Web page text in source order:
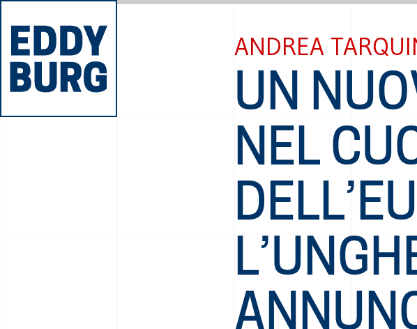
ANDREA
UN
NEL